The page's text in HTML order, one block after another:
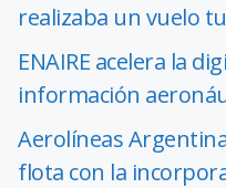
realizaba un vuelo
ENAIRE acelera la
información
Aerolíneas
flota con la